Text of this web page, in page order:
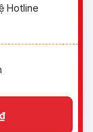
Hotline
₫